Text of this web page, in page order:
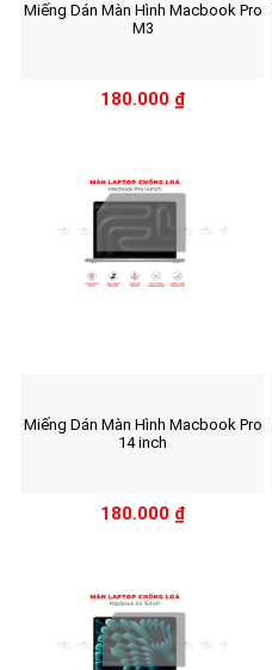
Miếng Dán Màn Hình Macbook Pro
M3
180.000 ₫
Miếng Dán Màn Hình Macbook Pro
14 inch
180.000 ₫